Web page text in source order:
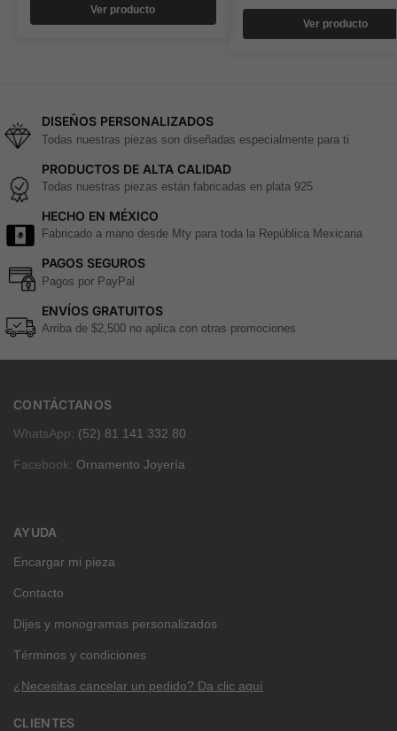
Ver producto
Ver producto
DISEÑOS PERSONALIZADOS
Todas nuestras piezas son diseñadas especialmente para ti
PRODUCTOS DE ALTA CALIDAD
Todas nuestras piezas están fabricadas en plata 925
HECHO EN MÉXICO
Fabricado a mano desde Mty para toda la República Mexicana
PAGOS SEGUROS
Pagos por PayPal
ENVÍOS GRATUITOS
Arriba de $2,500 no aplica con otras promociones
CONTÁCTANOS
WhatsApp: (52) 81 141 332 80
Facebook: Ornamento Joyería
AYUDA
Encargar mi pieza
Contacto
Dijes y monogramas personalizados
Términos y condiciones
¿Necesitas cancelar un pedido? Da clic aquí
CLIENTES